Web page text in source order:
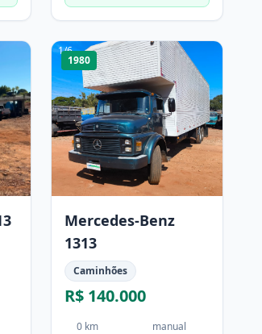
1/6
1980
Mercedes-Benz
1313
Caminhões
R$ 140.000
0 km
manual